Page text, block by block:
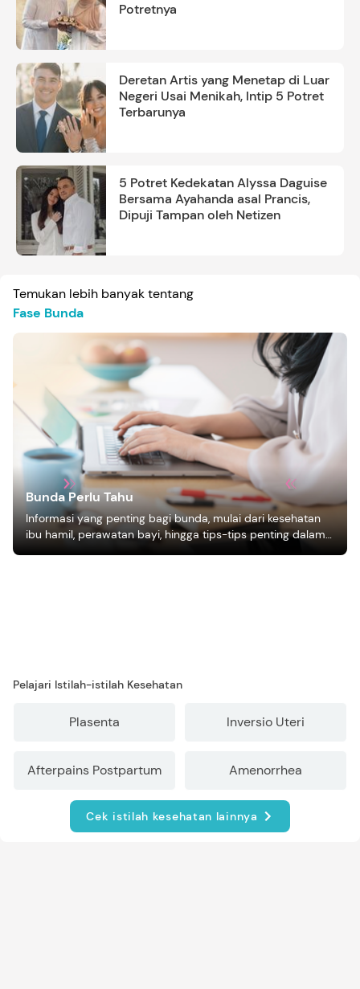
Potretnya
Deretan Artis yang Menetap di Luar
Negeri Usai Menikah, Intip 5 Potret
Terbarunya
5 Potret Kedekatan Alyssa Daguise
Bersama Ayahanda asal Prancis,
Dipuji Tampan oleh Netizen
Temukan lebih banyak tentang
Fase Bunda
Bunda Perlu Tahu
Informasi yang penting bagi bunda, mulai dari kesehatan
ibu hamil, perawatan bayi, hingga tips-tips penting dalam
mengasuh anak
Pelajari Istilah-istilah Kesehatan
Plasenta Inversio Uteri
Afterpains Postpartum Amenorrhea
Cek istilah kesehatan lainnya